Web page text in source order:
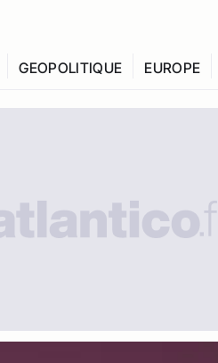
GEOPOLITIQUE EUROPE